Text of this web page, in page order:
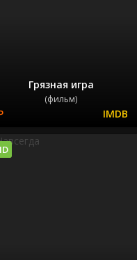
Грязная игра
(фильм)